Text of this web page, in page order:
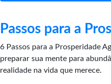
Passos para a
6 Passos para a Prosperidade
preparar sua mente para
realidade na vida que merece.